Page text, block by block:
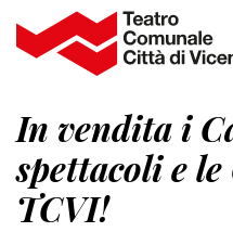
In vendita i
spettacoli e
TCVI!